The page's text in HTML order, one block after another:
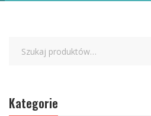
Kategorie